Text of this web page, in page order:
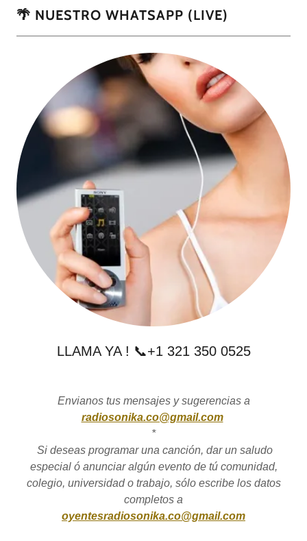
🌴 NUESTRO WHATSAPP (LIVE)
LLAMA YA ! 📞+1 321 350 0525
Envianos tus mensajes y sugerencias a
radiosonika.co@gmail.com
*
Si deseas programar una canción, dar un saludo
especial ó anunciar algún evento de tú comunidad,
colegio, universidad o trabajo, sólo escribe los datos
completos a
oyentesradiosonika.co@gmail.com